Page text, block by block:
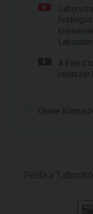
A Fine
rendszer
Online
Példa a